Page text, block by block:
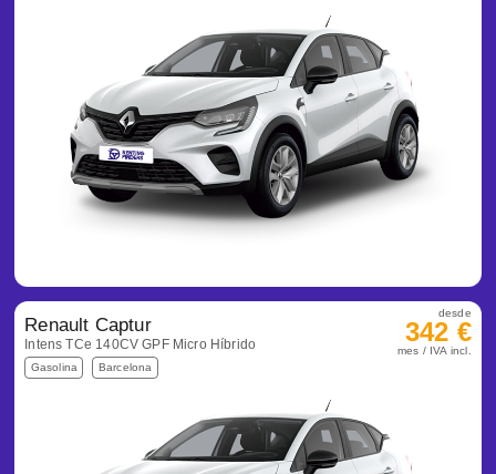
Renault Captur
Intens TCe 140CV GPF Micro Híbrido
Gasolina Barcelona
desde
342 €
mes / IVA incl.